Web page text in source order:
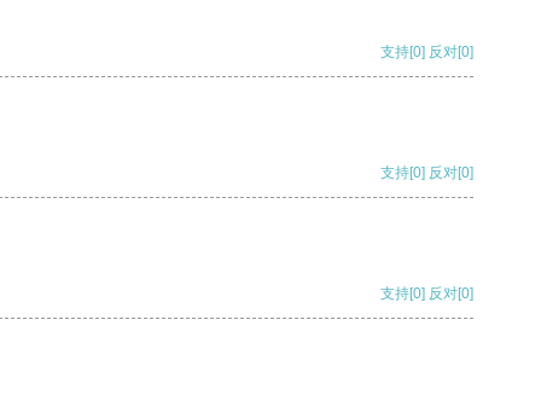
支持[0] 反对[0]
支持[0] 反对[0]
支持[0] 反对[0]